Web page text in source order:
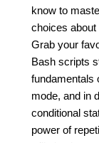
know to
choices about
Grab your
Bash scripts
fundamentals
mode, and in
conditional
power of